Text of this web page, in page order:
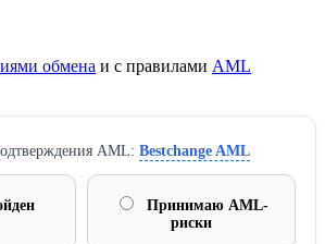
обмена и с правилами AML
AML: Bestchange AML
Принимаю AML-
риски